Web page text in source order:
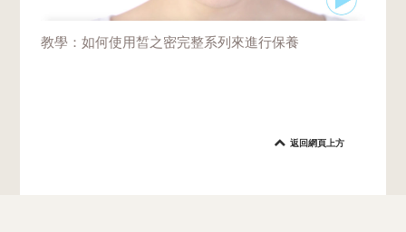
教學：如何使用皙之密完整系列來進行保養
返回網頁上方